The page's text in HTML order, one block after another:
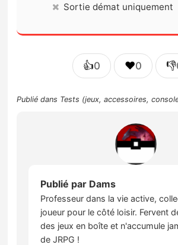
Sortie démat uniquement
👍0 ❤️0 👎
Publié dans Tests (jeux, accessoires,
Publié par Dams
Professeur dans la vie active,
joueur pour le côté loisir. Fervent
des jeux en boîte et n'accumule
de JRPG !